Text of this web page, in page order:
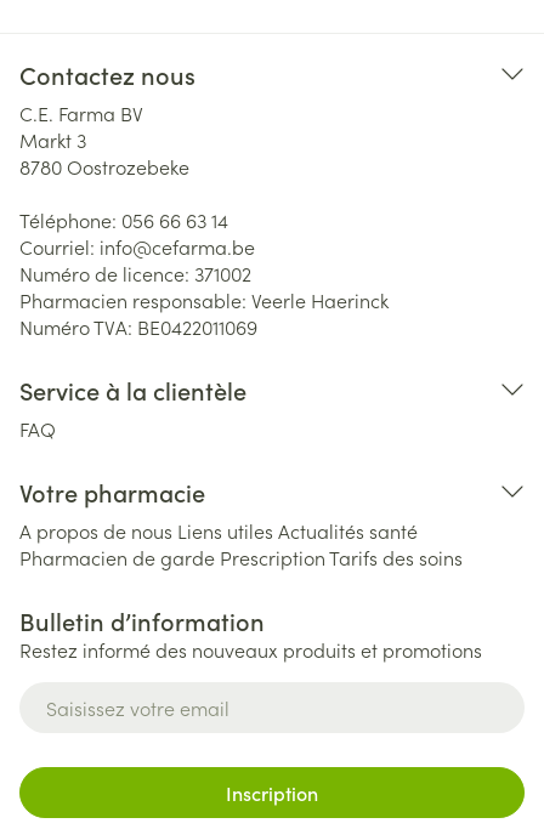
Contactez nous
C.E. Farma BV
Markt 3
8780Oostrozebeke
Téléphone: 056 66 63 14
Courriel: info@cefarma.be
Numéro de licence: 371002
Pharmacien responsable: Veerle Haerinck
Numéro TVA: BE0422011069
Service à la clientèle
FAQ
Votre pharmacie
A propos de nous Liens utiles Actualités santé
Pharmacien de garde PrescriptionTarifs des soins
Bulletin d’information
Restez informé des nouveaux produits et promotions
Inscription